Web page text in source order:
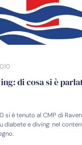
di cosa si è
si è tenuto al CMP di
diabete e diving: nel